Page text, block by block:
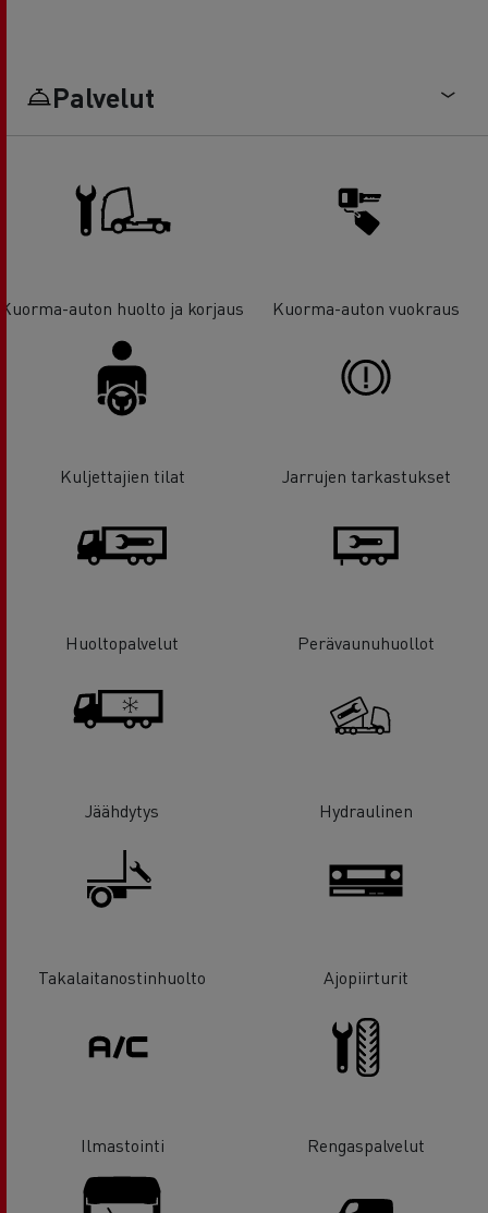
Palvelut
Kuorma-auton huolto ja korjaus Kuorma-auton vuokraus
Kuljettajien tilat Jarrujen tarkastukset
Huoltopalvelut Perävaunuhuollot
Jäähdytys Hydraulinen
Takalaitanostinhuolto Ajopiirturit
Ilmastointi Rengaspalvelut